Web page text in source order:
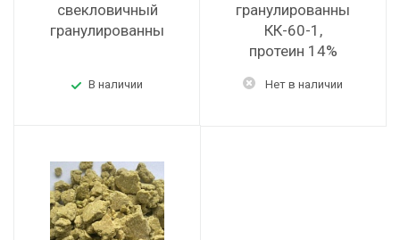
свекловичный
гранулированный
В наличии
гранулированный
КК-60-1,
протеин 14%
Нет в наличии